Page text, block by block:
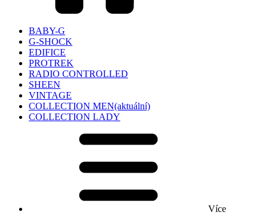
BABY-G
G-SHOCK
EDIFICE
PROTREK
RADIO CONTROLLED
SHEEN
VINTAGE
COLLECTION MEN(aktuální)
COLLECTION LADY
Více